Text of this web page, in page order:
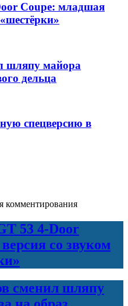
Coupe: младшая
шляпу майора
дельца
спецверсию в
комментирования
53 4-Door
со звуком
сменил шляпу